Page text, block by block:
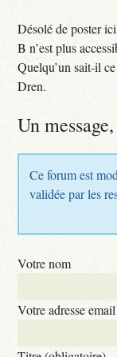
Désolé de poster
B n’est plus
Quelqu’un sait-il
Dren.
Un
Ce forum est
validée par les
Votre nom
Votre adresse email